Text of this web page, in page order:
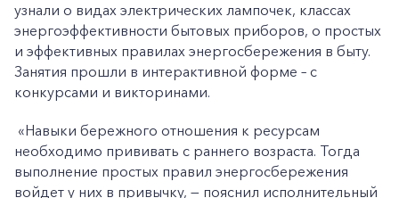
узнали о видах электрических лампочек, классах
энергоэффективности бытовых приборов, о простых
и эффективных правилах энергосбережения в быту.
Занятия прошли в интерактивной форме – с
конкурсами и викторинами.
«Навыки бережного отношения к ресурсам
необходимо прививать с раннего возраста. Тогда
выполнение простых правил энергосбережения
войдет у них в привычку, — пояснил исполнительный